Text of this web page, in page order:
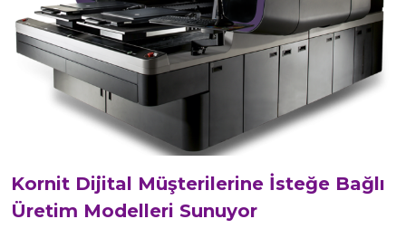
Kornit Dijital Müşterilerine İsteğe Bağlı
Üretim Modelleri Sunuyor